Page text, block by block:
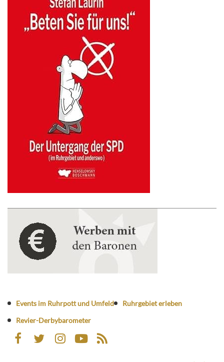
Events im Ruhrpott und Umfeld
Ruhrgebiet erleben
Revier-Derbybarometer